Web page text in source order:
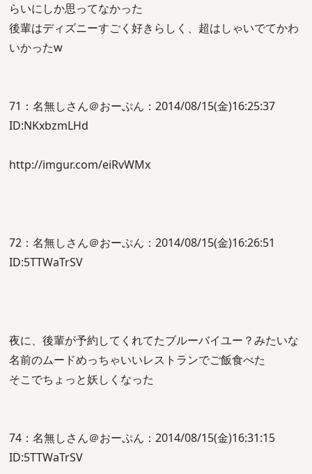
らいにしか思ってなかった
後輩はディズニーすごく好きらしく、超はしゃいでてかわ
いかったw
71：名無しさん＠おーぷん：2014/08/15(金)16:25:37
ID:NKxbzmLHd
http://imgur.com/eiRvWMx
72：名無しさん＠おーぷん：2014/08/15(金)16:26:51
ID:5TTWaTrSV
夜に、後輩が予約してくれてたブルーバイユー？みたいな
名前のムードめっちゃいいレストランでご飯食べた
そこでちょっと妖しくなった
74：名無しさん＠おーぷん：2014/08/15(金)16:31:15
ID:5TTWaTrSV